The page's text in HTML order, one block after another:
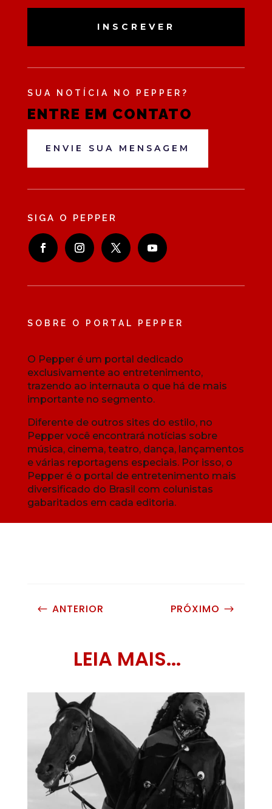
INSCREVER
SUA NOTÍCIA NO PEPPER?
ENTRE EM CONTATO
ENVIE SUA MENSAGEM
SIGA O PEPPER
SOBRE O PORTAL PEPPER
O Pepper é um portal dedicado
exclusivamente ao entretenimento,
trazendo ao internauta o que há de mais
importante no segmento.
Diferente de outros sites do estilo, no
Pepper você encontrará notícias sobre
música, cinema, teatro, dança, lançamentos
e várias reportagens especiais. Por isso, o
Pepper é o portal de entretenimento mais
diversificado do Brasil com colunistas
gabaritados em cada editoria.
# ANTERIOR PRÓXIMO $
LEIA MAIS...